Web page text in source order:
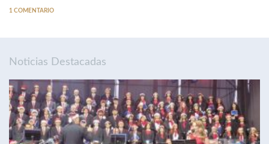
1 COMENTARIO
Noticias Destacadas